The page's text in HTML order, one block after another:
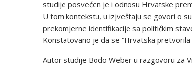
studije posvećen je i odnosu Hrvatske
U tom kontekstu, u izjveštaju se govori o
prekomjerne identifikacije sa političkim
Konstatovano je da se “Hrvatska pretvorila
Autor studije Bodo Weber u razgovoru za